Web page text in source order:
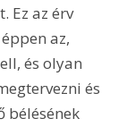
Ez az érv
az,
és olyan
és
bélésének